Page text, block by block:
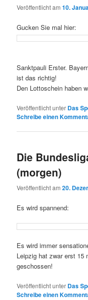
Veröffentlicht am10.
Gucken Sie mal hier:
Sanktpauli Erster.
ist das richtig!
Den Lottoschein haben
Veröffentlicht unter Das
Schreibe einen
Die
(morgen)
Veröffentlicht am20.
Es wird spannend:
Es wird immer
Leipzig hat zwar erst 15
geschossen!
Veröffentlicht unter Das
Schreibe einen